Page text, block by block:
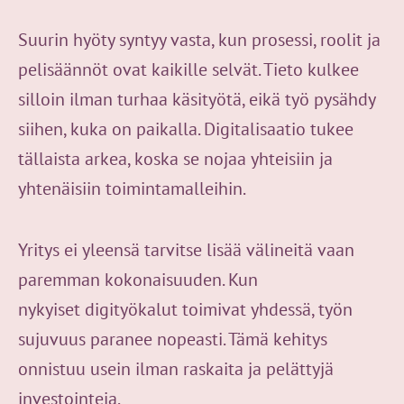
Suurin hyöty syntyy vasta, kun prosessi, roolit ja
pelisäännöt ovat kaikille selvät. Tieto kulkee
silloin ilman turhaa käsityötä, eikä työ pysähdy
siihen, kuka on paikalla. Digitalisaatio tukee
tällaista arkea, koska se nojaa yhteisiin ja
yhtenäisiin toimintamalleihin.
Yritys ei yleensä tarvitse lisää välineitä vaan
paremman kokonaisuuden. Kun
nykyiset digityökalut toimivat yhdessä, työn
sujuvuus paranee nopeasti. Tämä kehitys
onnistuu usein ilman raskaita ja pelättyjä
investointeja.